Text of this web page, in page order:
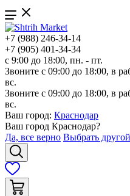
+7 (988) 246-34-14
+7 (905) 401-34-34
с 9:00 до 18:00, пн. - пт.
Звоните с 09:00 до 18:00, в
вс.
Звоните с 09:00 до 18:00, в
вс.
Ваш город: Краснодар
Ваш город Краснодар?
Да, все верно Выбрать другой